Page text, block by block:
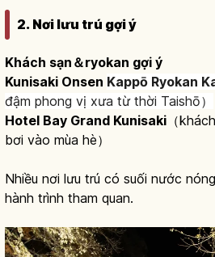
2. Nơi lưu trú gợi ý
Khách sạn＆ryokan gợi ý
Kunisaki Onsen Kappō Ryokan
đậm phong vị xưa từ thời Taishō）
Hotel Bay Grand Kunisaki （
bơi vào mùa hè）
Nhiều nơi lưu trú có suối nước
hành trình tham quan.